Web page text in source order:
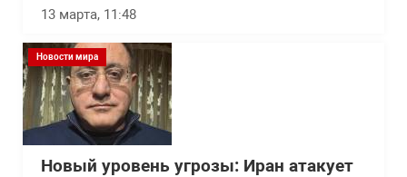
13 марта, 11:48
Новости мира
Новый уровень угрозы: Иран атакует